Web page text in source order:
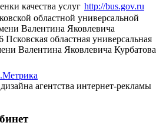
http://bus.gov.ru
областной универсальной
Валентина Яковлевича
Псковская областная универсальная
Валентина Яковлевича Курбатова
агентства интернет-рекламы